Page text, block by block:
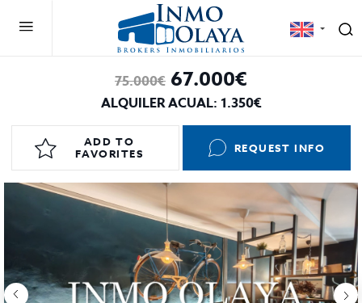
75.000€ 67.000€
ALQUILER ACUAL: 1.350€
ADD TO
FAVORITES
REQUEST INFO